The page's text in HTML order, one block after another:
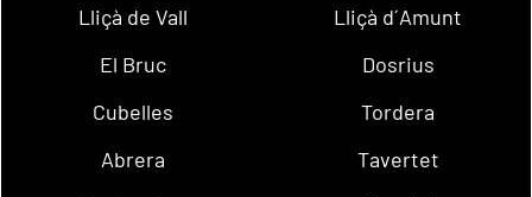
Lliçà de Vall
Lliçà d´Amunt
El Bruc
Dosrius
Cubelles
Tordera
Abrera
Tavertet